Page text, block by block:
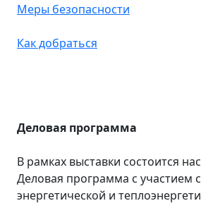
Меры безопасности
Как добраться
Деловая программа
В рамках выставки состоится
Деловая программа с участием
энергетической и